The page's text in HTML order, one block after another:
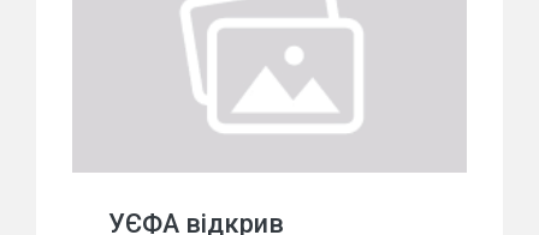
УЄФА відкрив